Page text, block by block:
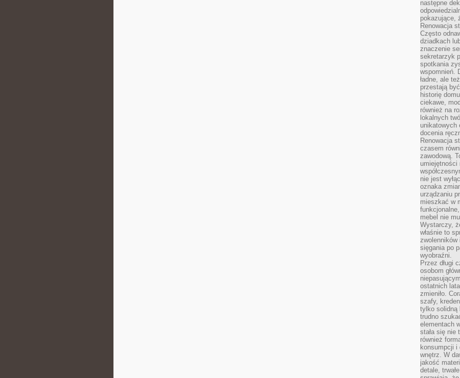
następne
pokazujące,
Renowacja
Często
dziadkach
znaczenie
sekretarzyk
spotkania
wspomnień.
ładne, ale
przestają
historię
ciekawe,
również na
lokalnych
unikatowych
docenia
Renowacja
czasem
zawodową.
umiejętności
nie jest
oznaka
urządzaniu
mieszkać w
mebel nie
Wystarczy,
właśnie to
zwolenników
sięgania po
wyobraźni.
Przez długi
osobom
ostatnich
zmieniło.
szafy,
tylko solidną
trudno
elementach
stała się nie
również
konsumpcji i
wnętrz. W
jakość
detale,